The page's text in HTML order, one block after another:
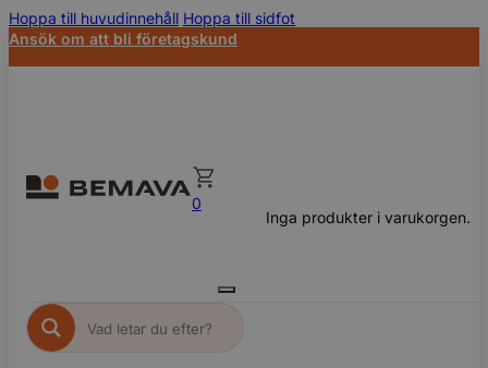
Hoppa till huvudinnehåll Hoppa till sidfot
Ansök om att bli företagskund
0
Inga produkter i varukorgen.